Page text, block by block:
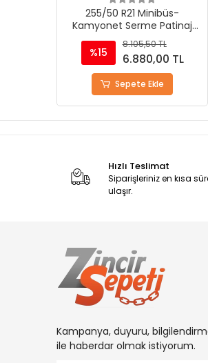
255/60 R20 Minibüs-
Kamyonet Serme Patinaj
Zinciri - M220
%15
8.105,50 TL
6.880,00 TL
Sepete Ekle
Hızlı Teslimat
Siparişleriniz en kısa
ulaşır.
Kampanya, duyuru,
ile haberdar olmak istiyorum.